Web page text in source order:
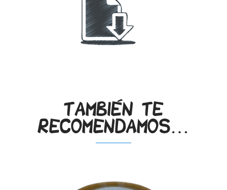
También te
recomendamos…